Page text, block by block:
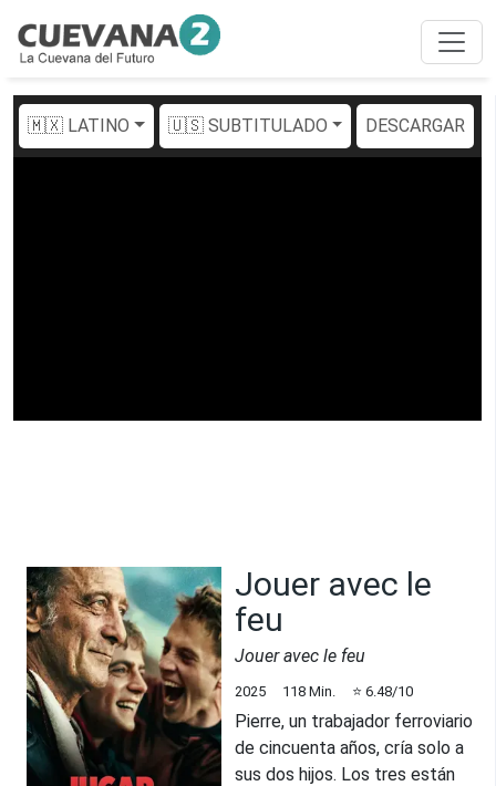
🇲🇽 LATINO 🇺🇸 SUBTITULADO DESCARGAR
Jouer avec le
feu
Jouer avec le feu
2025 118 Min. ⭐ 6.48/10
Pierre, un trabajador ferroviario
de cincuenta años, cría solo a
sus dos hijos. Los tres están